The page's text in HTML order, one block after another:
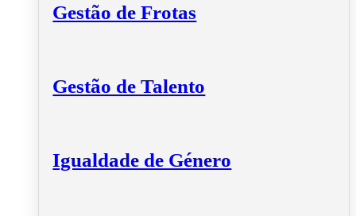
Gestão de Frotas
Gestão de Talento
Igualdade de Género